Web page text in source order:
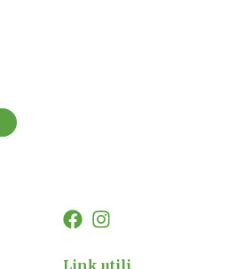
Link utili